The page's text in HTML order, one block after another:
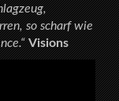
so scharf wie
Visions